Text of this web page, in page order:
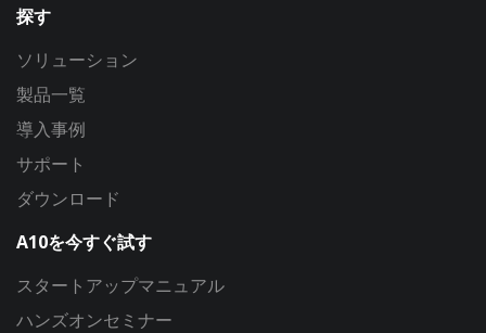
探す
ソリューション
製品一覧
導入事例
サポート
ダウンロード
A10を今すぐ試す
スタートアップマニュアル
ハンズオンセミナー